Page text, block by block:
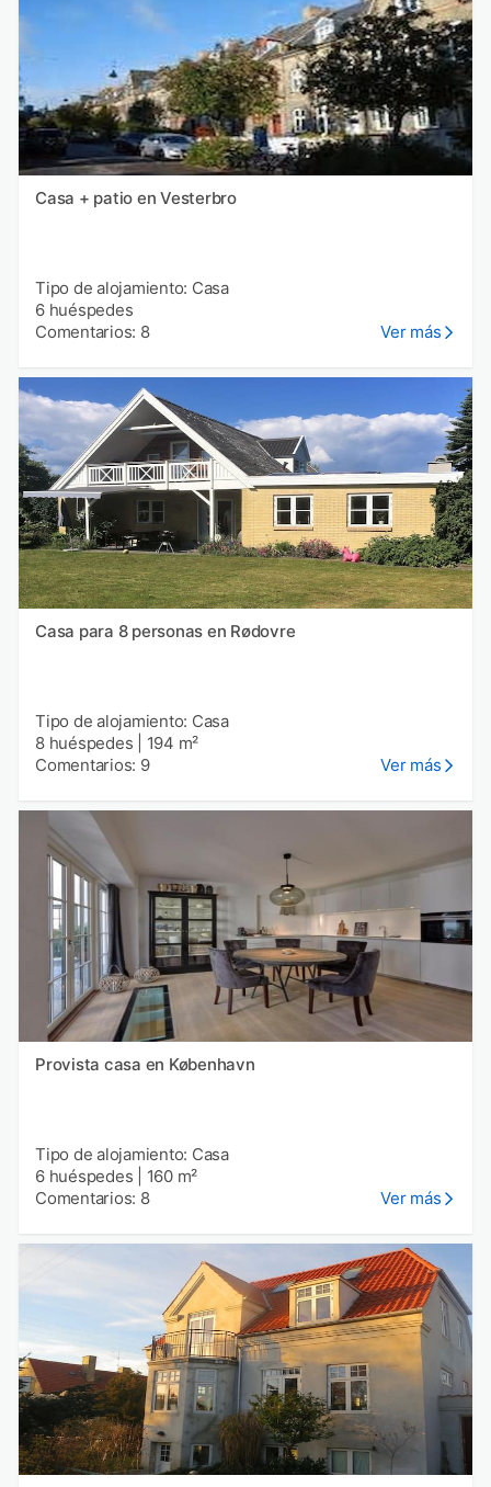
Casa + patio en Vesterbro
Tipo de alojamiento: Casa
6 huéspedes
Comentarios: 8
Ver más
Casa para 8 personas en Rødovre
Tipo de alojamiento: Casa
8 huéspedes
194 m²
Comentarios: 9
Ver más
Provista casa en København
Tipo de alojamiento: Casa
6 huéspedes
160 m²
Comentarios: 8
Ver más